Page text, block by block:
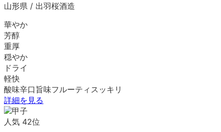
山形県 / 出羽桜酒造
華やか
芳醇
重厚
穏やか
ドライ
軽快
酸味辛口 旨味フルーティ スッキリ
詳細を見る
人気 42位